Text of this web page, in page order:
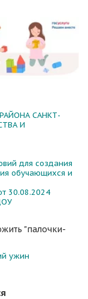
САНКТ-
И
для создания
обучающихся и
30.08.2024
"палочки-
ужин